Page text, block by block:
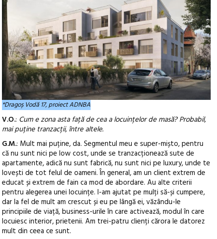
*Dragoș Vodă 17, proiect ADNBA
V.O.: Cum e zona asta față de cea a locuințelor de masă? Probabil,
mai puține tranzacții, între altele.
G.M.: Mult mai puține, da. Segmentul meu e super-mișto, pentru
că nu sunt nici pe low cost, unde se tranzacționează sute de
apartamente, adică nu sunt fabrică, nu sunt nici pe luxury, unde te
lovești de tot felul de oameni. În general, am un client extrem de
educat și extrem de fain ca mod de abordare. Au alte criterii
pentru alegerea unei locuințe. I-am ajutat pe mulți să-și cumpere,
dar la fel de mult am crescut și eu pe lângă ei, văzându-le
principiile de viață, business-urile în care activează, modul în care
locuiesc interior, prietenii. Am trei-patru clienți cărora le datorez
mult din ceea ce sunt.